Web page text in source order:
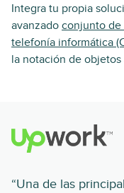
Integra tu propia
avanzado conjunto de
telefonía informática
la notación de objetos
“Una de las